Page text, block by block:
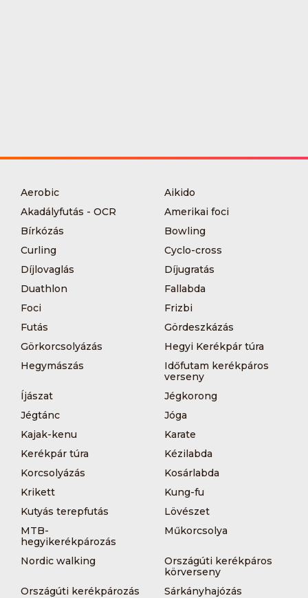
Aerobic
Aikido
Akadályfutás - OCR
Amerikai foci
Bírkózás
Bowling
Curling
Cyclo-cross
Díjlovaglás
Díjugratás
Duathlon
Fallabda
Foci
Frizbi
Futás
Gördeszkázás
Görkorcsolyázás
Hegyi Kerékpár túra
Hegymászás
Időfutam kerékpáros
verseny
Íjászat
Jégkorong
Jégtánc
Jóga
Kajak-kenu
Karate
Kerékpár túra
Kézilabda
Korcsolyázás
Kosárlabda
Krikett
Kung-fu
Kutyás terepfutás
Lövészet
MTB-
hegyikerékpározás
Műkorcsolya
Nordic walking
Országúti kerékpáros
körverseny
Országúti kerékpározás
Sárkányhajózás